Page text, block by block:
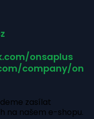
onsaplus
company/on
zasílat
na našem e-shopu.